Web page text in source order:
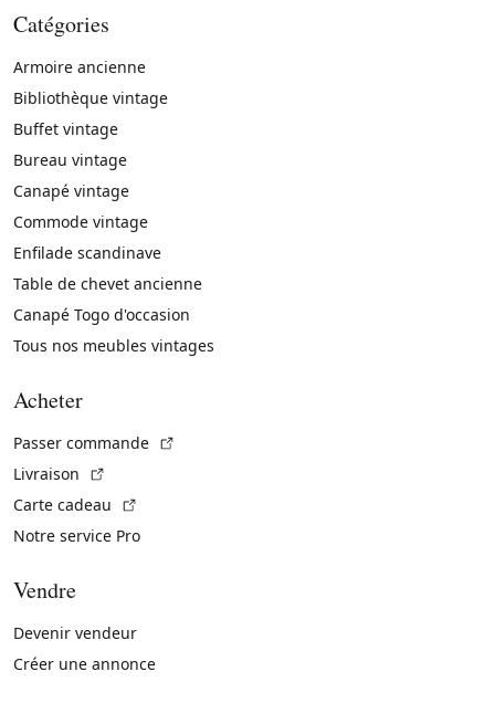
Catégories
Armoire ancienne
Bibliothèque vintage
Buffet vintage
Bureau vintage
Canapé vintage
Commode vintage
Enfilade scandinave
Table de chevet ancienne
Canapé Togo d'occasion
Tous nos meubles vintages
Acheter
Passer commande
Livraison
Carte cadeau
Notre service Pro
Vendre
Devenir vendeur
Créer une annonce